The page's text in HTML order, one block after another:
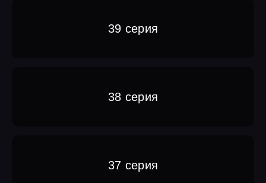
39 серия
38 серия
37 серия